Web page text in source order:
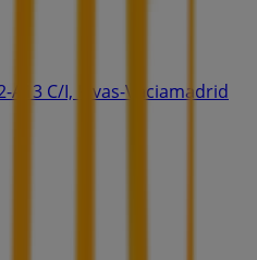
A13 C/I, Rivas-Vaciamadrid